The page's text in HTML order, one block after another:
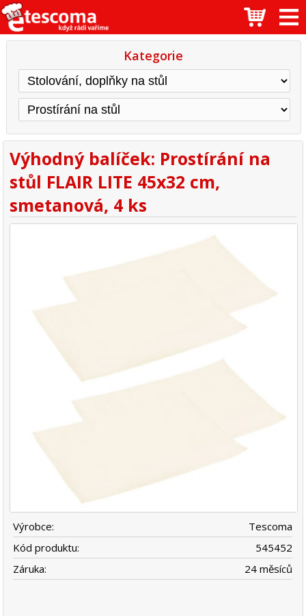
Kategorie
Výhodný balíček: Prostírání na
stůl FLAIR LITE 45x32 cm,
smetanová, 4 ks
Výrobce:
Tescoma
Kód produktu:
545452
Záruka:
24 měsíců